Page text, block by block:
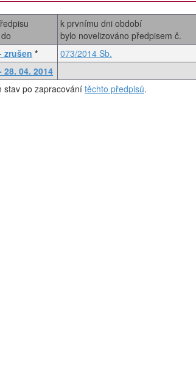
k prvnímu dni období
bylo novelizováno předpisem č.
zrušen *
073/2014 Sb.
28. 04. 2014
stav po zapracování těchto předpisů.